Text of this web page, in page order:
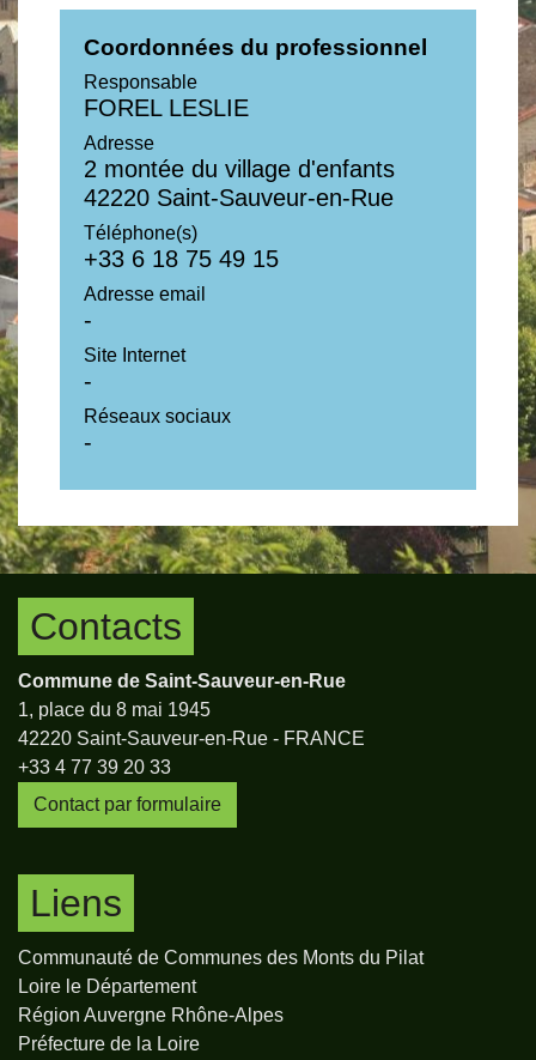
Coordonnées du professionnel
Responsable
FOREL LESLIE
Adresse
2 montée du village d'enfants
42220 Saint-Sauveur-en-Rue
Téléphone(s)
+33 6 18 75 49 15
Adresse email
-
Site Internet
-
Réseaux sociaux
-
Contacts
Commune de Saint-Sauveur-en-Rue
1, place du 8 mai 1945
42220 Saint-Sauveur-en-Rue - FRANCE
+33 4 77 39 20 33
Contact par formulaire
Liens
Communauté de Communes des Monts du Pilat
Loire le Département
Région Auvergne Rhône-Alpes
Préfecture de la Loire